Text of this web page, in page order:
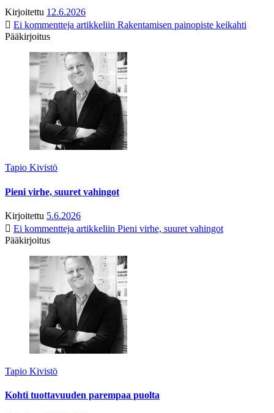
Kirjoitettu 12.6.2026
Ei kommentteja artikkeliin Rakentamisen painopiste keikahti
Pääkirjoitus
Tapio Kivistö
Pieni virhe, suuret vahingot
Kirjoitettu 5.6.2026
Ei kommentteja artikkeliin Pieni virhe, suuret vahingot
Pääkirjoitus
Tapio Kivistö
Kohti tuottavuuden parempaa puolta